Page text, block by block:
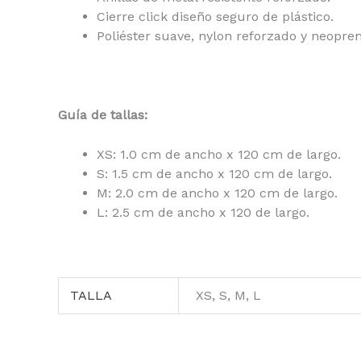
Cierre click diseño seguro de plástico.
Poliéster suave, nylon reforzado y
Guía de tallas:
XS: 1.0 cm de ancho x 120 cm de largo.
S: 1.5 cm de ancho x 120 cm de largo.
M: 2.0 cm de ancho x 120 cm de largo.
L: 2.5 cm de ancho x 120 de largo.
TALLA XS, S, M, L